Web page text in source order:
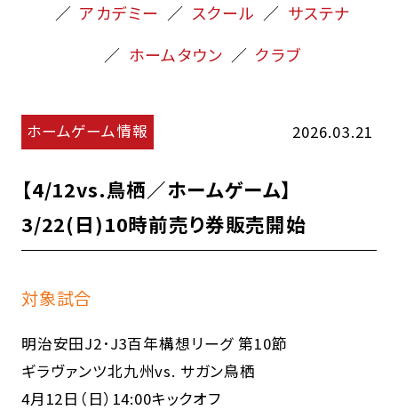
アカデミー
スクール
サステナ
ホームタウン
クラブ
ホームゲーム情報 2026.03.21
【4/12vs.鳥栖／ホームゲーム】
3/22(日)10時前売り券販売開始
対象試合
明治安田J2･J3百年構想リーグ 第10節
ギラヴァンツ北九州vs. サガン鳥栖
4月12日（日）14:00キックオフ